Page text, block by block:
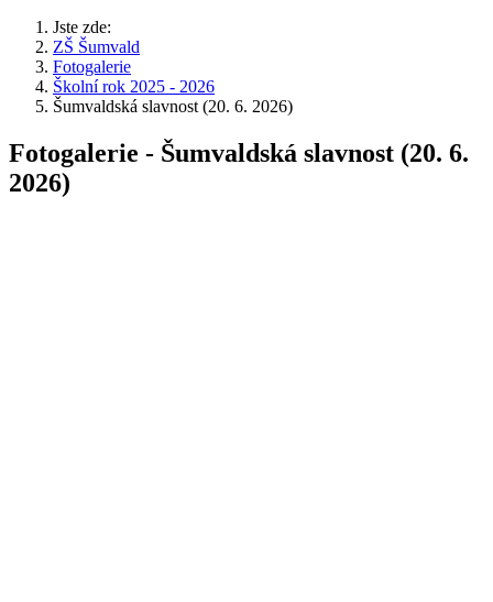
Jste zde:
ZŠ Šumvald
Fotogalerie
Školní rok 2025 - 2026
Šumvaldská slavnost (20. 6. 2026)
Fotogalerie - Šumvaldská slavnost (20. 6.
2026)